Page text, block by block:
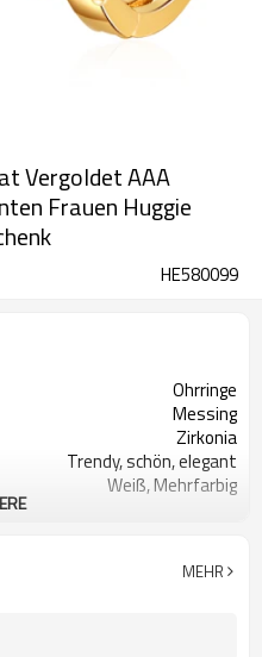
Vergoldet AAA
Frauen Huggie
HE580099
Ohrringe
Messing
Zirkonia
Trendy, schön, elegant
Weiß, Mehrfarbig
MEHR